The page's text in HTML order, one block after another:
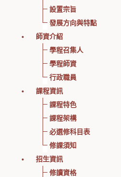
設置宗旨
發展方向與特點
師資介紹
學程召集人
學程師資
行政職員
課程資訊
課程特色
課程架構
必選修科目表
修課須知
招生資訊
修讀資格